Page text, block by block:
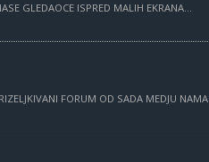
GLEDAOCE ISPRED MALIH EKRANA...
FORUM OD SADA MEDJU